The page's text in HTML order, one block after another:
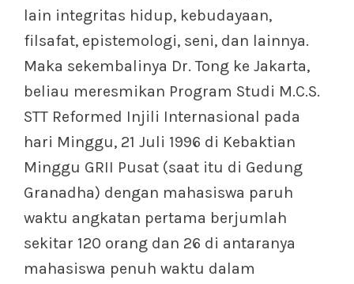
lain integritas hidup, kebudayaan,
filsafat, epistemologi, seni, dan lainnya.
Maka sekembalinya Dr. Tong ke Jakarta,
beliau meresmikan Program Studi M.C.S.
STT Reformed Injili Internasional pada
hari Minggu, 21 Juli 1996 di Kebaktian
Minggu GRII Pusat (saat itu di Gedung
Granadha) dengan mahasiswa paruh
waktu angkatan pertama berjumlah
sekitar 120 orang dan 26 di antaranya
mahasiswa penuh waktu dalam